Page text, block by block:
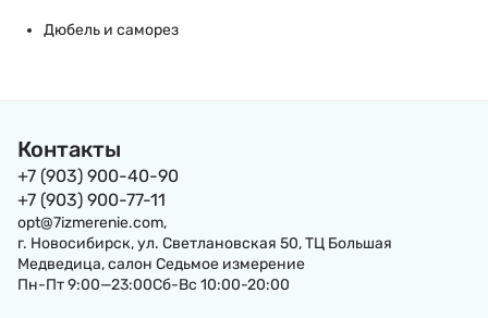
Дюбель и саморез
Контакты
+7 (903) 900-40-90
+7 (903) 900-77-11
opt@7izmerenie.com,
г. Новосибирск, ул. Светлановская 50, ТЦ Большая
Медведица, салон Седьмое измерение
Пн-Пт 9:00—23:00Сб-Вс 10:00-20:00